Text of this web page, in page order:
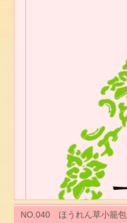
NO.040 ほうれん草小籠包